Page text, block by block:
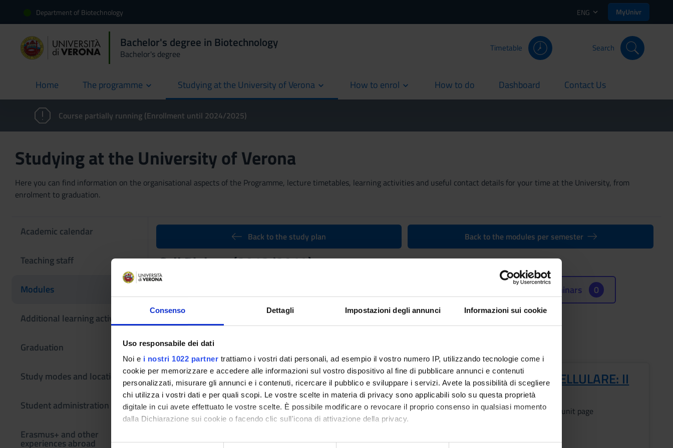
Consenso Dettagli Impostazioni degli annunci Informazioni sui cookie
Uso responsabile dei dati
Noi e i nostri 1022 partner trattiamo i vostri dati personali, ad esempio il vostro numero IP, utilizzando tecnologie come i
cookie per memorizzare e accedere alle informazioni sul vostro dispositivo al fine di pubblicare annunci e contenuti
personalizzati, misurare gli annunci e i contenuti, ricercare il pubblico e sviluppare i servizi. Avete la possibilità di scegliere
chi utilizza i vostri dati e per quali scopi. Le vostre scelte in materia di privacy sono applicabili solo su questa proprietà
digitale in cui avete effettuato le vostre scelte. È possibile modificare o revocare il proprio consenso in qualsiasi momento
dalla Dichiarazione sui cookie o facendo clic sull'icona di attivazione della privacy.
Con il tuo consenso, vorremmo anche:
Department of Biotechnology ENG MyUnivr
Bachelor's degree in Biotechnology
Bachelor's degree
Timetable Search
Home
current The programme Studying at the University of Verona How to enrol How to do
current Dashboard
current Contact Us
current
Course partially running (Enrollment until 2024/2025)
Studying at the University of Verona
Here you can find information on the organisational aspects of the Programme, lecture timetables, learning activities and useful contact details for your time at the University, from
enrolment to graduation.
Academic calendar
Teaching staff
Modules
Additional learning activities
Graduation
Study modes and locations
Student administration
Erasmus+ and other
experiences abroad
Back to the study plan Back to the modules per semester
Cell Biology (2013/2014)
Teaching code
4S02703
12
Coordinator
Massimo Crimi
Language
Italian
Seminars 0
The teaching is organized as follows:
BIOLOGIA GENERALE E CELLULARE: I
Credits
6
Period
I semestre
Massimo Crimi
BIOLOGIA GENERALE E CELLULARE: II
Credits
6
Period
See the unit page
See the unit page